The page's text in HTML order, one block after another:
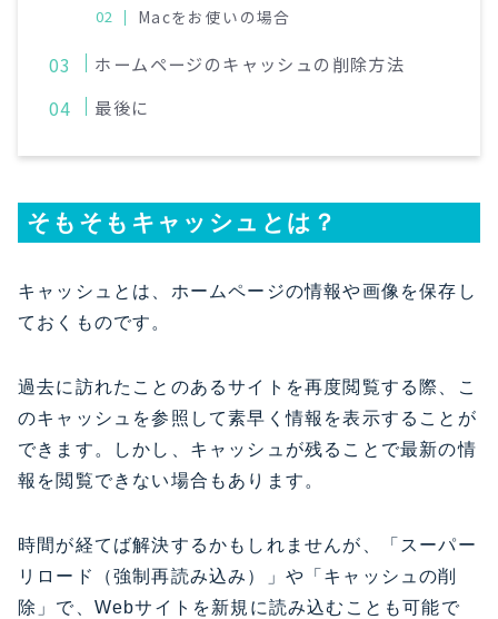
Macをお使いの場合
ホームページのキャッシュの削除方法
最後に
そもそもキャッシュとは？
キャッシュとは、ホームページの情報や画像を保存し
ておくものです。
過去に訪れたことのあるサイトを再度閲覧する際、こ
のキャッシュを参照して素早く情報を表示することが
できます。しかし、キャッシュが残ることで最新の情
報を閲覧できない場合もあります。
時間が経てば解決するかもしれませんが、「スーパー
リロード（強制再読み込み）」や「キャッシュの削
除」で、Webサイトを新規に読み込むことも可能で